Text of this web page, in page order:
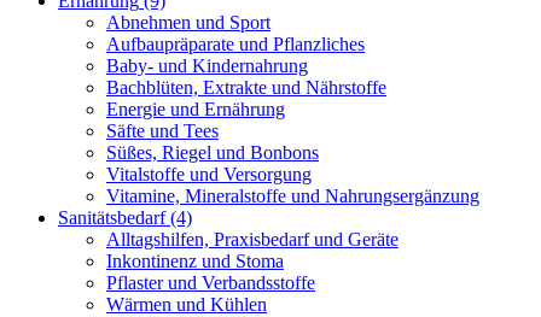
Abnehmen und Sport
Aufbaupräparate und Pflanzliches
Baby- und Kindernahrung
Bachblüten, Extrakte und Nährstoffe
Energie und Ernährung
Säfte und Tees
Süßes, Riegel und Bonbons
Vitalstoffe und Versorgung
Vitamine, Mineralstoffe und Nahrungsergänzung
Sanitätsbedarf(4)
Alltagshilfen, Praxisbedarf und Geräte
Inkontinenz und Stoma
Pflaster und Verbandsstoffe
Wärmen und Kühlen